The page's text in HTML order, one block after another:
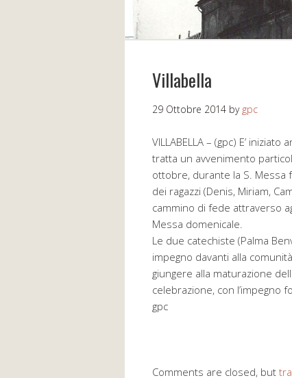
Villabella
29 Ottobre 2014 by gpc
VILLABELLA – (gpc) E’
tratta un avvenimento
ottobre, durante la S. Messa
dei ragazzi (Denis, Miriam,
cammino di fede attraverso
Messa domenicale.
Le due catechiste (Palma
impegno davanti alla
giungere alla maturazione
celebrazione, con l’impegno
gpc
Comments are closed, but